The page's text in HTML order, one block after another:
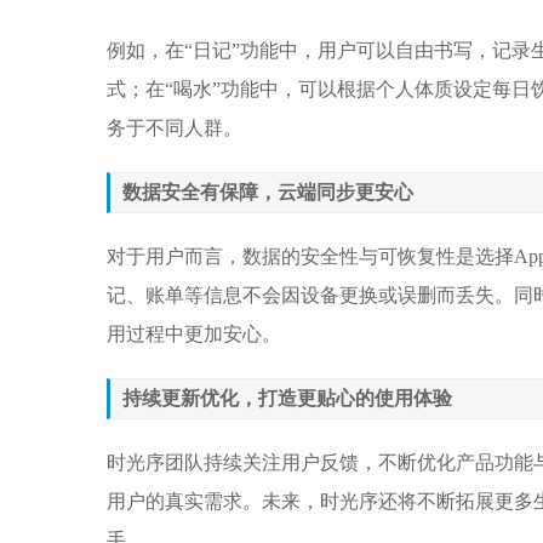
例如，在“日记”功能中，用户可以自由书写，记
式；在“喝水”功能中，可以根据个人体质设定每
务于不同人群。
数据安全有保障，云端同步更安心
对于用户而言，数据的安全性与可恢复性是选择
记、账单等信息不会因设备更换或误删而丢失。
用过程中更加安心。
持续更新优化，打造更贴心的使用体验
时光序团队持续关注用户反馈，不断优化产品功
用户的真实需求。未来，时光序还将不断拓展更